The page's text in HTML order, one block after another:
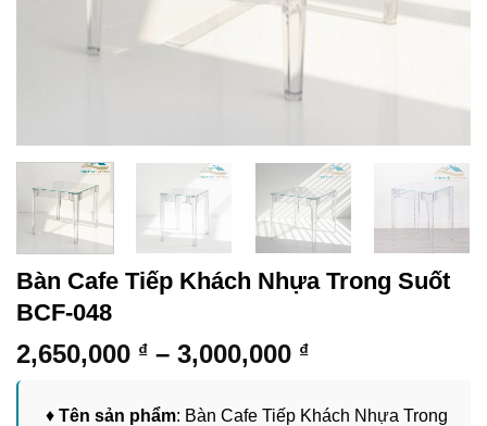
Bàn Cafe Tiếp Khách Nhựa Trong Suốt
BCF-048
2,650,000 ₫ – 3,000,000 ₫Khoảng
từ
♦ Tên sản phẩm: Bàn Cafe Tiếp Khách Nhựa Trong